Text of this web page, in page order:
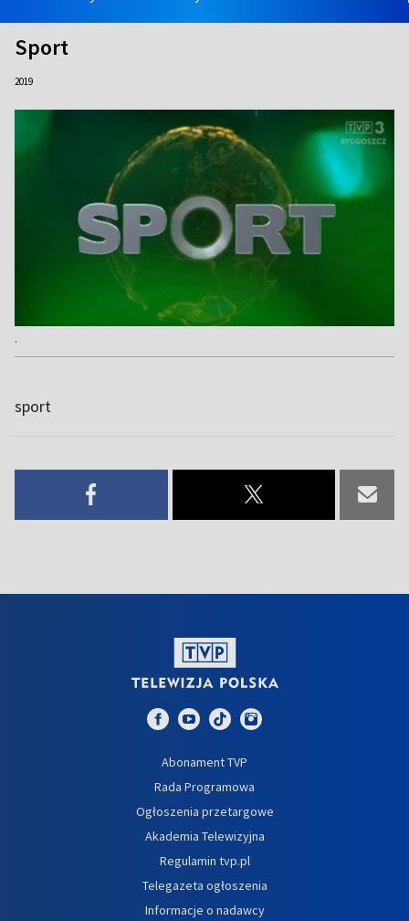
Sport
2019
.
sport
Abonament TVP
Rada Programowa
Ogłoszenia przetargowe
Akademia Telewizyjna
Regulamin tvp.pl
Telegazeta ogłoszenia
Informacje o nadawcy